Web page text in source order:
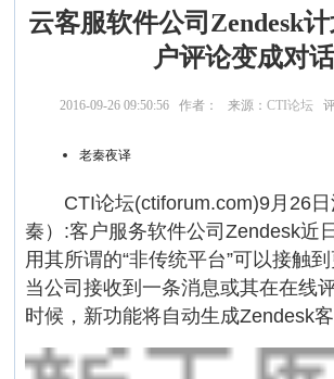
云客服软件公司Zendesk
户评论变成对话
2016-09-26 09:50:56 作者： 来源：CTI论坛
老秦夜译
CTI论坛(ctiforum.com)9月26日
秦）:客户服务软件公司Zendesk近
用其所谓的“非传统平台”可以接触到
当公司接收到一条消息或其在在线
时候，新功能将自动生成Zendesk客